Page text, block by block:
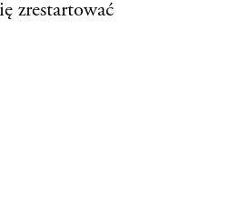
zrestartować